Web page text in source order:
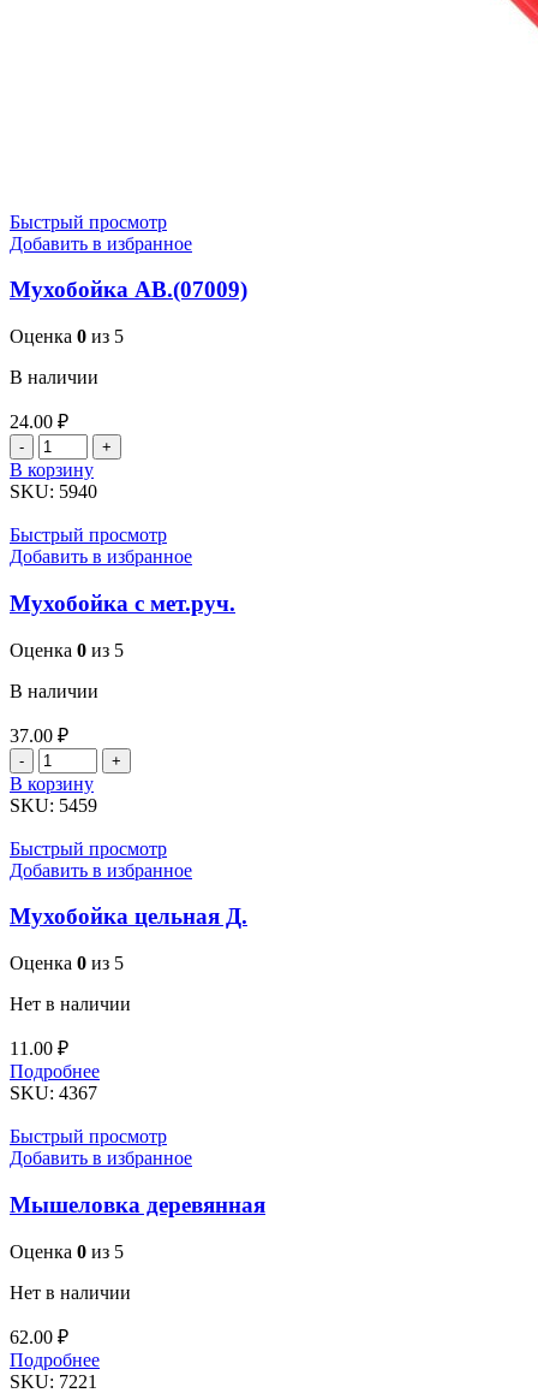
Быстрый просмотр
Добавить в избранное
Мухобойка АВ.(07009)
Оценка 0 из 5
В наличии
24.00 ₽
Количество
товара
Мухобойка
(07009)
В корзину
SKU: 5940
Быстрый просмотр
Добавить в избранное
Мухобойка с мет.руч.
Оценка 0 из 5
В наличии
37.00 ₽
Количество
товара
Мухобойка
мет.руч.
В корзину
SKU: 5459
Быстрый просмотр
Добавить в избранное
Мухобойка цельная Д.
Оценка 0 из 5
Нет в наличии
11.00 ₽
Подробнее
SKU: 4367
Быстрый просмотр
Добавить в избранное
Мышеловка деревянная
Оценка 0 из 5
Нет в наличии
62.00 ₽
Подробнее
SKU: 7221